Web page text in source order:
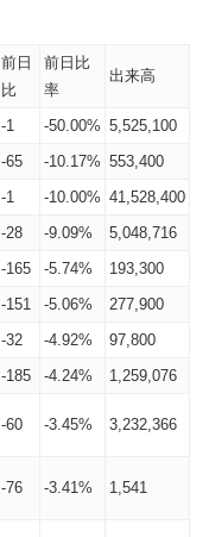
前日
比
前日比
率
出来高
-1 -50.00% 5,525,100
-65 -10.17% 553,400
-1 -10.00% 41,528,400
-28 -9.09%
5,048,716
-165 -5.74%
193,300
-151 -5.06%
277,900
-32 -4.92%
97,800
-185 -4.24% 1,259,076
-60 -3.45% 3,232,366
-76 -3.41% 1,541